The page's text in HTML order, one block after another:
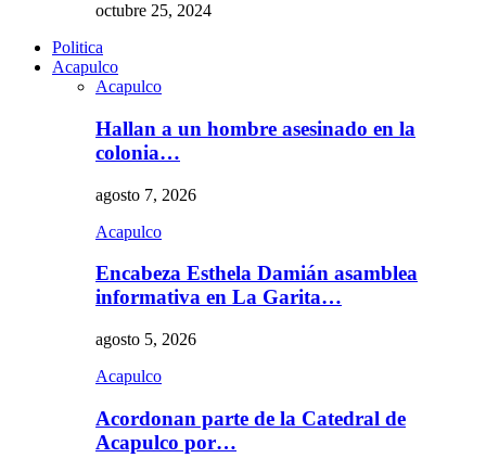
octubre 25, 2024
Politica
Acapulco
Acapulco
Hallan a un hombre asesinado en la
colonia…
agosto 7, 2026
Acapulco
Encabeza Esthela Damián asamblea
informativa en La Garita…
agosto 5, 2026
Acapulco
Acordonan parte de la Catedral de
Acapulco por…